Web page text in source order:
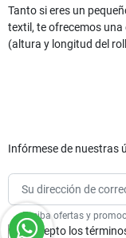
Tanto si eres un
textil, te ofrecemos
(altura y longitud del
Infórmese de nuestras
Reciba ofertas y
Acepto los